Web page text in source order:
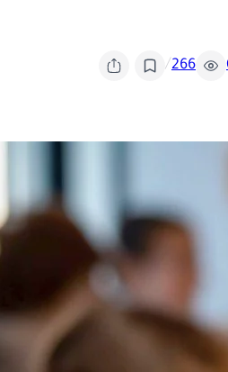
266
/